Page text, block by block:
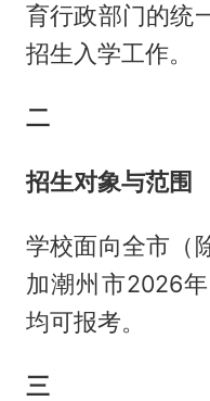
育行政部门的统
招生入学工作。
二
招生对象与范围
学校面向全市（
加潮州市2026
均可报考。
三